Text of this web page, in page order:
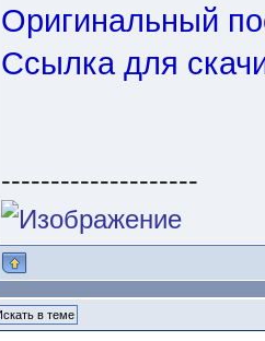
Оригинальный
Ссылка для
--------------------